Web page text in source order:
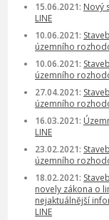
15.06.2021: Nový
LINE
10.06.2021:
územního
10.06.2021:
územního
27.04.2021:
územního
16.03.2021:
LINE
23.02.2021:
územního
18.02.2021:
novely zákona o
nejaktuálnější
LINE